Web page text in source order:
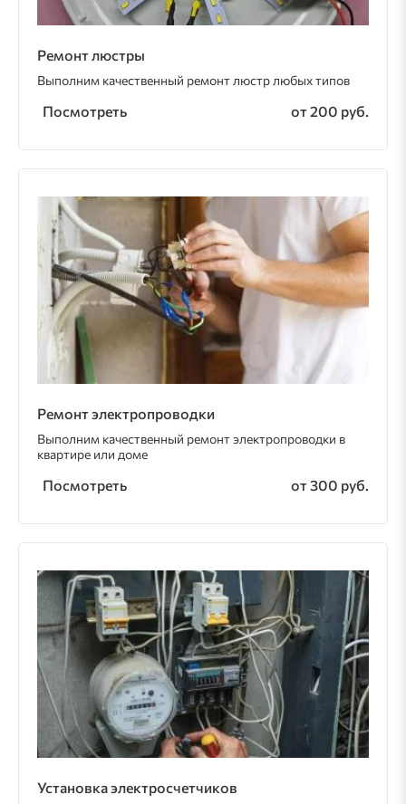
Ремонт люстры
Выполним качественный ремонт люстр любых типов
Посмотреть от 200 руб.
Ремонт электропроводки
Выполним качественный ремонт электропроводки в
квартире или доме
Посмотреть от 300 руб.
Установка электросчетчиков